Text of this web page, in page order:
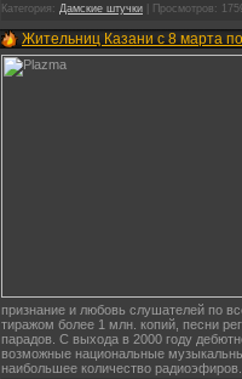
Категория: Дамские штучки | Просмотров:
Жительниц Казани с 8 марта
признание и любовь слушателей по
тиражом более 1 млн. копий, песни
парадов. С выхода в 2000 году
возможные национальные
наибольшее количество радиоэфиров.